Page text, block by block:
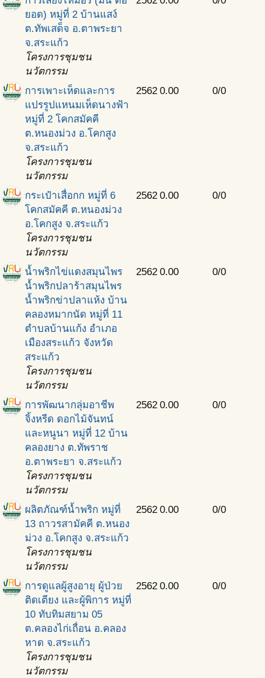
ยอด) หมู่ที่ 2 บ้านแสง์
ต.ทัพเสด็จ อ.ตาพระยา
จ.สระแก้ว
โครงการชุมชน
นวัตกรรม
การเพาะเห็ดและการ
แปรรูปแหนมเห็ดนางฟ้า
หมู่ที่ 2 โคกสมัคคี
ต.หนองม่วง อ.โคกสูง
จ.สระแก้ว
โครงการชุมชน
นวัตกรรม
2562 0.00 0/0
กระเป๋าเสื่อกก หมู่ที่ 6
โคกสมัคคี ต.หนองม่วง
อ.โคกสูง จ.สระแก้ว
โครงการชุมชน
นวัตกรรม
2562 0.00 0/0
น้ำพริกไข่แดงสมุนไพร
น้ำพริกปลาร้าสมุนไพร
น้ำพริกข่าปลาแห้ง บ้าน
คลองหมากนัด หมู่ที่ 11
ตำบลบ้านแก้ง อำเภอ
เมืองสระแก้ว จังหวัด
สระแก้ว
โครงการชุมชน
นวัตกรรม
2562 0.00 0/0
การพัฒนากลุ่มอาชีพ
จิ้งหรีด ดอกไม้จันทน์
และหนูนา หมู่ที่ 12 บ้าน
คลองยาง ต.ทัพราช
อ.ตาพระยา จ.สระแก้ว
โครงการชุมชน
นวัตกรรม
2562 0.00 0/0
ผลิตภัณฑ์นํ้าพริก หมู่ที่
13 ถาวรสามัคคี ต.หนอง
ม่วง อ.โคกสูง จ.สระแก้ว
โครงการชุมชน
นวัตกรรม
2562 0.00 0/0
การดูแลผู้สูงอายุ ผู้ป่วย
ติดเตียง และผู้พิการ หมู่ที่
10 ทับทิมสยาม 05
ต.คลองไก่เถื่อน อ.คลอง
หาด จ.สระแก้ว
โครงการชุมชน
นวัตกรรม
2562 0.00 0/0